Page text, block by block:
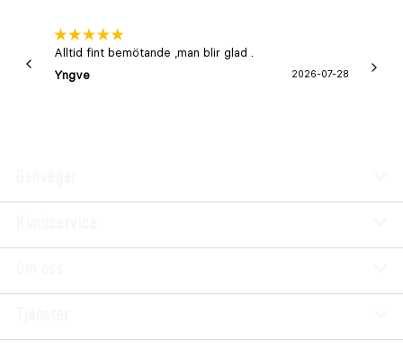
Alltid fint bemötande ,man blir glad .
Yngve
2026-07-28